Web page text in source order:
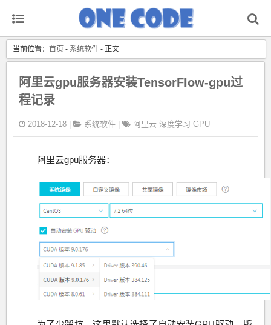
当前位置： 首页 - 系统软件 - 正文
阿里云gpu服务器安装TensorFlow-gpu过
程记录
2018-12-18 | 系统软件 阿里云 深度学习 GPU
阿里云gpu服务器：